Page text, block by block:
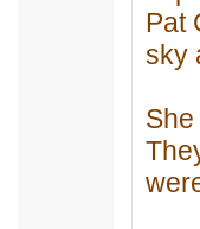
Pat
sky